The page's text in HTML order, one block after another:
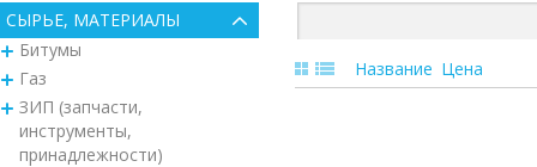
СЫРЬЕ, МАТЕРИАЛЫ
Битумы
Газ
ЗИП (запчасти,
инструменты,
принадлежности)
Название Цена